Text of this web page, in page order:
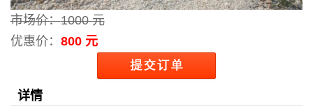
市场价：1000 元
优惠价： 800 元
详情